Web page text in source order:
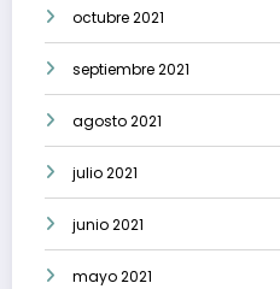
octubre 2021
septiembre 2021
agosto 2021
julio 2021
junio 2021
mayo 2021